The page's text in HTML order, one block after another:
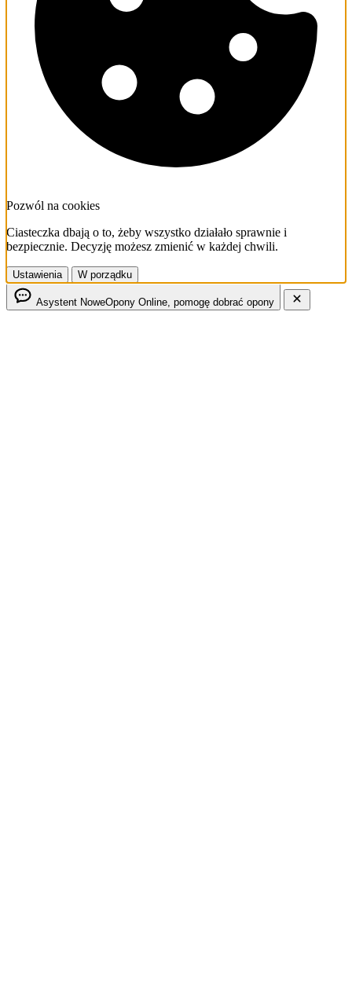
Pozwól na cookies
Ciasteczka dbają o to, żeby wszystko działało sprawnie i
bezpiecznie. Decyzję możesz zmienić w każdej chwili.
Ustawienia W porządku
Asystent NoweOpony Online, pomogę dobrać opony